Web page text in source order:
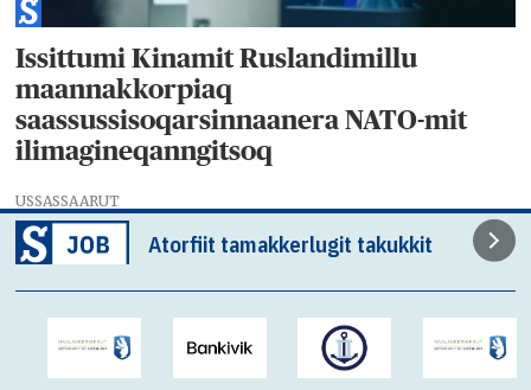
Issittumi Kinamit Ruslandimillu
maannakkorpiaq
saassussisoqarsinnaanera NATO-mit
ilimagineqanngitsoq
USSASSAARUT
Atorfiit tamakkerlugit takukkit